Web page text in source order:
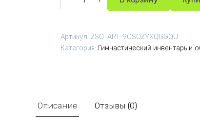
Артикул: ZSO-ART-9OSOZYXQGGQU
Категория: Гимнастический инвентарь и
Описание Отзывы (0)